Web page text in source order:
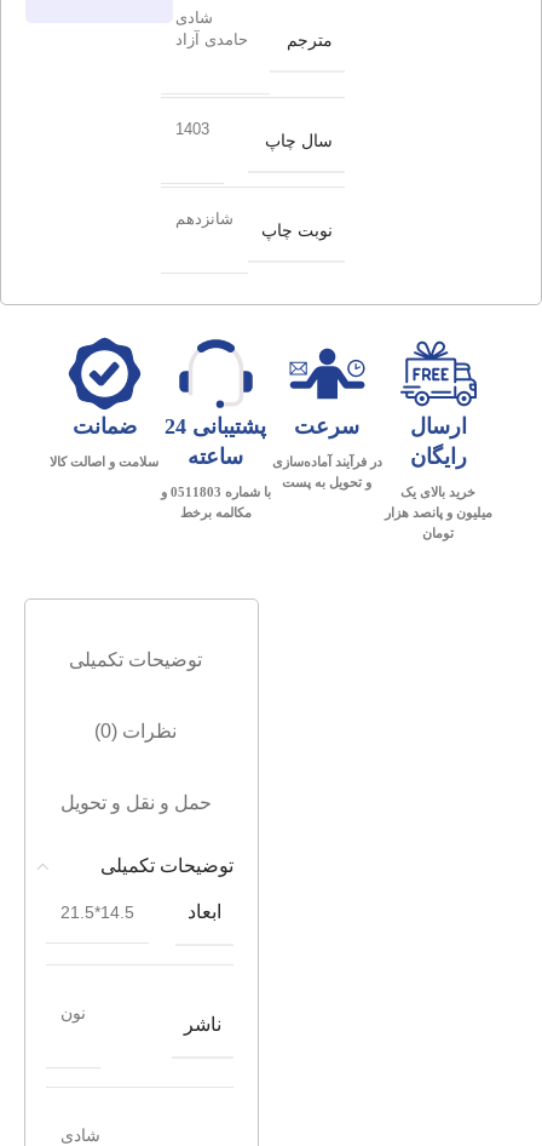
مترجم
شادی
حامدی آزاد
سال چاپ
1403
نوبت چاپ
شانزدهم
ارسال
رایگان
خرید بالای یک
میلیون و پانصد هزار
تومان
سرعت
در فرآیند آماده‌سازی
و تحویل به پست
پشتیبانی 24
ساعته
با شماره 0511803 و
مکالمه برخط
ضمانت
سلامت و اصالت کالا
توضیحات تکمیلی
نظرات (0)
حمل و نقل و تحویل
توضیحات تکمیلی
ابعاد 14.5*21.5
ناشر
نون
شادی